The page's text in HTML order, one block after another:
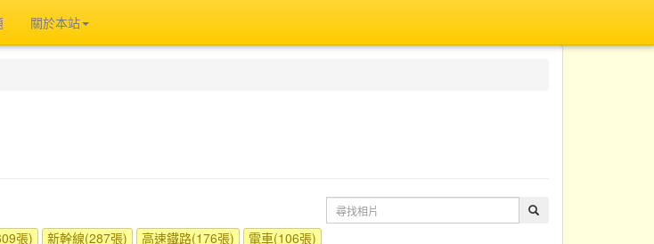
關於本站
張) 新幹線(287張) 高速鐵路(176張)
電車(106張)